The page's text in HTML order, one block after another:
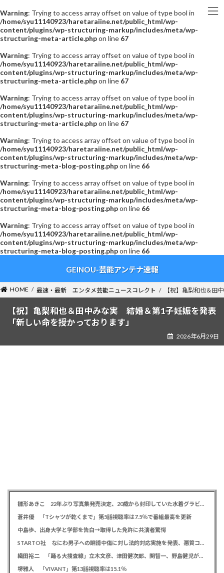
Warning: Trying to access array offset on value of type bool in
/home/syu11140923/haretaraiine.net/public_html/wp-
content/plugins/wp-structuring-markup/includes/meta/wp-
structuring-meta-article.phpon line 67
Warning: Trying to access array offset on value of type bool in
/home/syu11140923/haretaraiine.net/public_html/wp-
content/plugins/wp-structuring-markup/includes/meta/wp-
structuring-meta-article.phpon line 67
Warning: Trying to access array offset on value of type bool in
/home/syu11140923/haretaraiine.net/public_html/wp-
content/plugins/wp-structuring-markup/includes/meta/wp-
structuring-meta-article.phpon line 67
Warning: Trying to access array offset on value of type bool in
/home/syu11140923/haretaraiine.net/public_html/wp-
content/plugins/wp-structuring-markup/includes/meta/wp-
structuring-meta-blog-posting.phpon line 66
Warning: Trying to access array offset on value of type bool in
/home/syu11140923/haretaraiine.net/public_html/wp-
content/plugins/wp-structuring-markup/includes/meta/wp-
structuring-meta-blog-posting.phpon line 66
Warning: Trying to access array offset on value of type bool in
/home/syu11140923/haretaraiine.net/public_html/wp-
content/plugins/wp-structuring-markup/includes/meta/wp-
structuring-meta-blog-posting.phpon line 66
ン
ツ
ー
シ
GEINOU-芸能アンテナ速報
HOME 最速・最新 エンタメ芸能ニュースコレクト 【祝】亀梨和也＆
【祝】亀梨和也＆田中みな実 結婚＆第1子妊娠を発表
「新しい命を授かっております」
2026年6月29日
雛形あきこ 22年ぶり写真集発売決定、20歳から封印していた水着グラビア解禁「今だから出せる一冊」
蒼井優 「Tシャツが乾くまで」第5話視聴率は7.5％で番組最高を更新
中島歩、出身大学と学部を告白→取得した免許に共演者驚愕
STARTO社 なにわ男子への誹謗中傷に対し法的対応実施を発表、悪質コメントの投稿者を特定「責任追及を進めています」
織田裕二 「踊る大捜査線」立木文彦、津田健次郎、関智一、野島健児が警察幹部役で出演決定
堺雅人 「VIVANT」第13話視聴率は15.1％